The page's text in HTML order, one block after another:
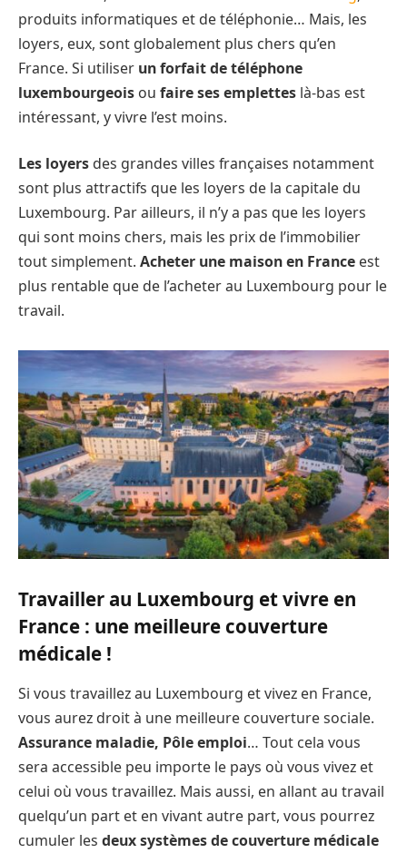
produits informatiques et de téléphonie… Mais, les
loyers, eux, sont globalement plus chers qu’en
France. Si utiliser un forfait de téléphone
luxembourgeois ou faire ses emplettes là-bas est
intéressant, y vivre l’est moins.
Les loyers des grandes villes françaises notamment
sont plus attractifs que les loyers de la capitale du
Luxembourg. Par ailleurs, il n’y a pas que les loyers
qui sont moins chers, mais les prix de l’immobilier
tout simplement. Acheter une maison en France est
plus rentable que de l’acheter au Luxembourg pour le
travail.
Travailler au Luxembourg et vivre en
France : une meilleure couverture
médicale !
Si vous travaillez au Luxembourg et vivez en France,
vous aurez droit à une meilleure couverture sociale.
Assurance maladie, Pôle emploi… Tout cela vous
sera accessible peu importe le pays où vous vivez et
celui où vous travaillez. Mais aussi, en allant au travail
quelqu’un part et en vivant autre part, vous pourrez
cumuler les deux systèmes de couverture médicale